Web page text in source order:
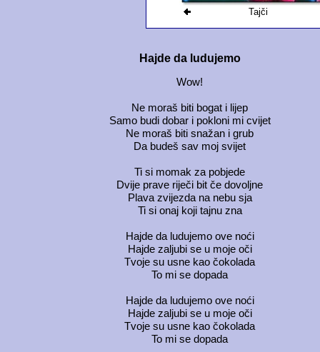
Tajči
Hajde da ludujemo
Wow!
Ne moraš biti bogat i lijep
Samo budi dobar i pokloni mi cvijet
Ne moraš biti snažan i grub
Da budeš sav moj svijet
Ti si momak za pobjede
Dvije prave riječi bit če dovoljne
Plava zvijezda na nebu sja
Ti si onaj koji tajnu zna
Hajde da ludujemo ove noći
Hajde zaljubi se u moje oči
Tvoje su usne kao čokolada
To mi se dopada
Hajde da ludujemo ove noći
Hajde zaljubi se u moje oči
Tvoje su usne kao čokolada
To mi se dopada